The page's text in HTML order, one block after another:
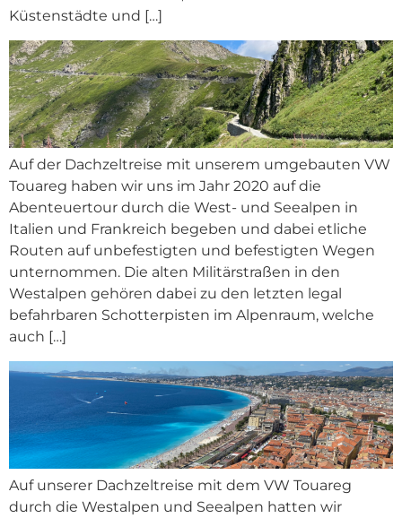
Küstenstädte und […]
Auf der Dachzeltreise mit unserem umgebauten VW
Touareg haben wir uns im Jahr 2020 auf die
Abenteuertour durch die West- und Seealpen in
Italien und Frankreich begeben und dabei etliche
Routen auf unbefestigten und befestigten Wegen
unternommen. Die alten Militärstraßen in den
Westalpen gehören dabei zu den letzten legal
befahrbaren Schotterpisten im Alpenraum, welche
auch […]
Auf unserer Dachzeltreise mit dem VW Touareg
durch die Westalpen und Seealpen hatten wir